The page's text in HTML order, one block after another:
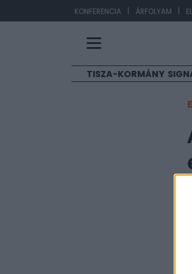
KONFERENCIA | ÁRFOLYAM |
TISZA-KORMÁNY